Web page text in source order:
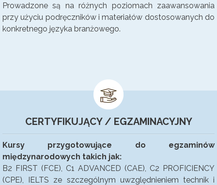
Prowadzone są na różnych poziomach zaawansowania
przy użyciu podręczników i materiałów dostosowanych do
konkretnego języka branżowego.
CERTYFIKUJĄCY / EGZAMINACYJNY
Kursy przygotowujące do egzaminów
międzynarodowych takich jak:
B2 FIRST (FCE), C1 ADVANCED (CAE), C2 PROFICIENCY
(CPE), IELTS ze szczególnym uwzględnieniem technik i